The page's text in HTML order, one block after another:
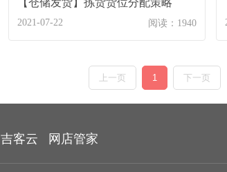
【仓储发货】拣货货位分配策略
2021-07-22 阅读：1940
上一页 1 下一页
吉客云 网店管家